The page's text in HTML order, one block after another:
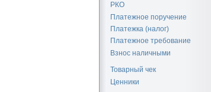
РКО
Платежное поручение
Платежка (налог)
Платежное требование
Взнос наличными
Товарный чек
Ценники